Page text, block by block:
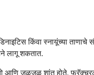
किंवा स्नायूंच्या ताणाचे
लागू शकतात.
आणि जळजळ शांत होते.